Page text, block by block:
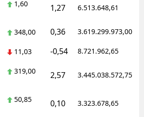
1,60 1,27 6.513.648,61
348,00 0,36 3.619.299.973,00
11,03 -0,54 8.721.962,65
319,00 2,57 3.445.038.572,75
50,85 0,10 3.323.678,65